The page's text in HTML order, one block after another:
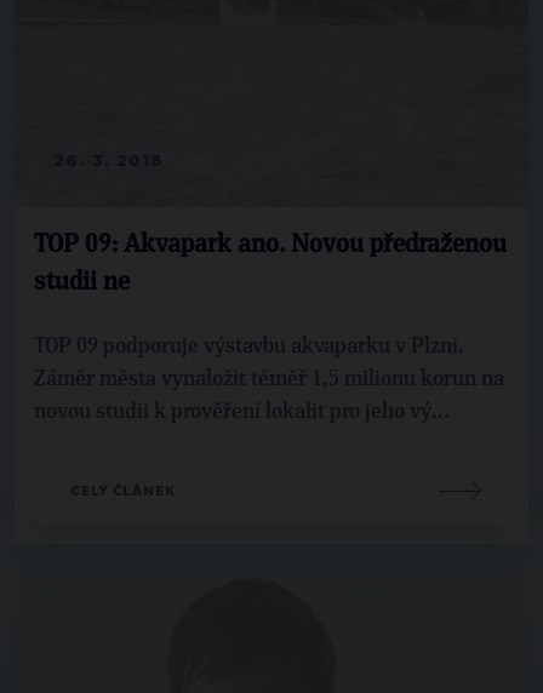
TOP 09: Akvapark ano. Novou předraženou
studii ne
TOP 09 podporuje výstavbu akvaparku v Plzni.
Záměr města vynaložit téměř 1,5 milionu korun na
novou studii k prověření lokalit pro jeho vý...
CELÝ ČLÁNEK